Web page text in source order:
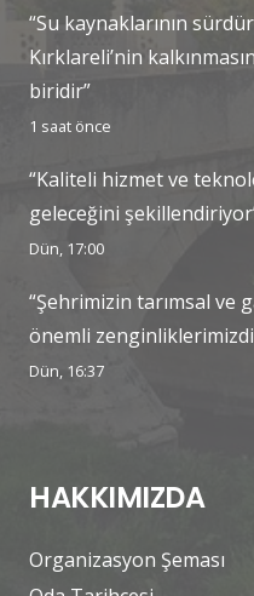
“Su kaynaklarının
Kırklareli’nin
biridir”
1 saat önce
“Kaliteli hizmet ve
geleceğini
Dün, 17:00
“Şehrimizin tarımsal ve
önemli
Dün, 16:37
HAKKIMIZDA
Organizasyon Şeması